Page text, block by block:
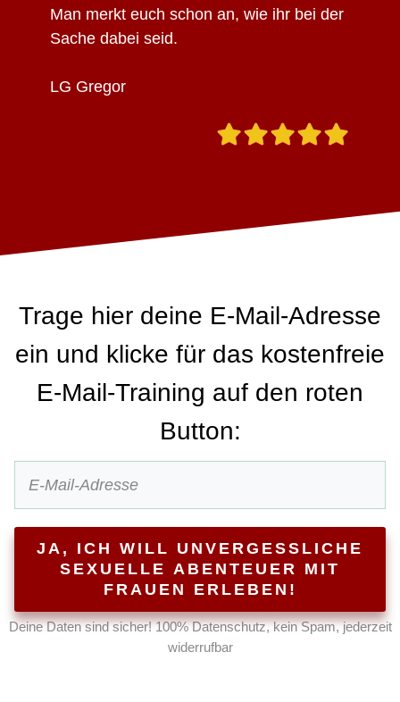
Man merkt euch schon an, wie ihr bei der
Sache dabei seid.
LG Gregor
Trage hier deine E-Mail-Adresse
ein und klicke für das kostenfreie
E-Mail-Training auf den roten
Button:
JA, ICH WILL UNVERGESSLICHE
SEXUELLE ABENTEUER MIT
FRAUEN ERLEBEN!
Deine Daten sind sicher! 100% Datenschutz, kein Spam, jederzeit
widerrufbar